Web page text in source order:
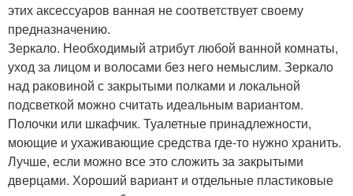
этих аксессуаров ванная не соответствует своему
предназначению.
Зеркало. Необходимый атрибут любой ванной комнаты,
уход за лицом и волосами без него немыслим. Зеркало
над раковиной с закрытыми полками и локальной
подсветкой можно считать идеальным вариантом.
Полочки или шкафчик. Туалетные принадлежности,
моющие и ухаживающие средства где-то нужно хранить.
Лучше, если можно все это сложить за закрытыми
дверцами. Хороший вариант и отдельные пластиковые